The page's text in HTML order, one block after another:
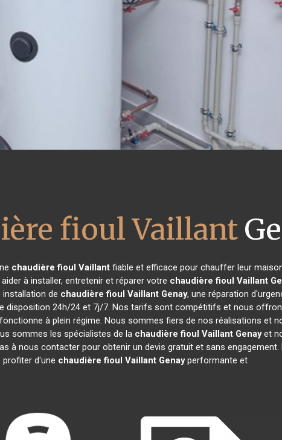
fioul Vaillant
chaudière fioul Vaillantfiable et efficace pour chauffer leur
à installer, entretenir et réparer votre chaudière fioul Vaillant
de chaudière fioul Vaillant Genay, une réparation
disposition 24h/24 et 7j/7. Nos tarifs sont compétitifs et nous
à plein régime. Nous sommes fiers de nos réalisations et
sommes les spécialistes de la chaudière fioul Vaillant Genayet
à nous contacter pour obtenir un devis gratuit et sans
profiter d'une chaudière fioul Vaillant Genayperformante et